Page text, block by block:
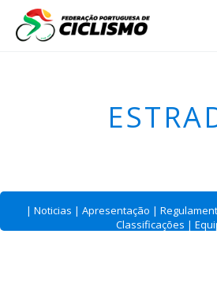
Close
| Noticias | Apresentação |
Classificações |